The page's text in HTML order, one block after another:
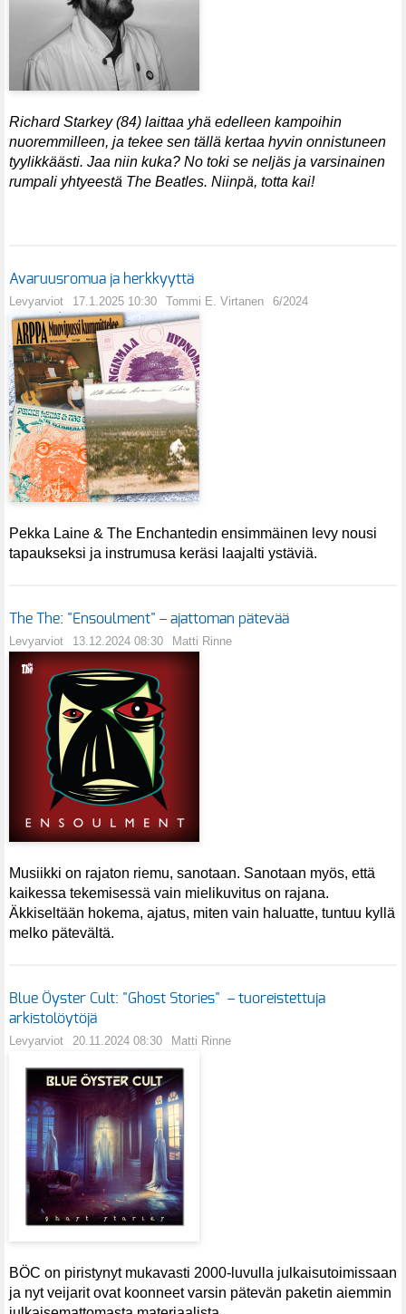
Richard Starkey (84) laittaa yhä edelleen kampoihin
nuoremmilleen, ja tekee sen tällä kertaa hyvin onnistuneen
tyylikkäästi. Jaa niin kuka? No toki se neljäs ja varsinainen
rumpali yhtyeestä The Beatles. Niinpä, totta kai!
Avaruusromua ja herkkyyttä
Levyarviot 17.1.2025 10:30 Tommi E. Virtanen 6/2024
Pekka Laine & The Enchantedin ensimmäinen levy nousi
tapaukseksi ja instrumusa keräsi laajalti ystäviä.
The The: "Ensoulment" – ajattoman pätevää
Levyarviot 13.12.2024 08:30 Matti Rinne
Musiikki on rajaton riemu, sanotaan. Sanotaan myös, että
kaikessa tekemisessä vain mielikuvitus on rajana.
Äkkiseltään hokema, ajatus, miten vain haluatte, tuntuu kyllä
melko pätevältä.
Blue Öyster Cult: "Ghost Stories" – tuoreistettuja
arkistolöytöjä
Levyarviot 20.11.2024 08:30 Matti Rinne
BÖC on piristynyt mukavasti 2000-luvulla julkaisutoimissaan
ja nyt veijarit ovat koonneet varsin pätevän paketin aiemmin